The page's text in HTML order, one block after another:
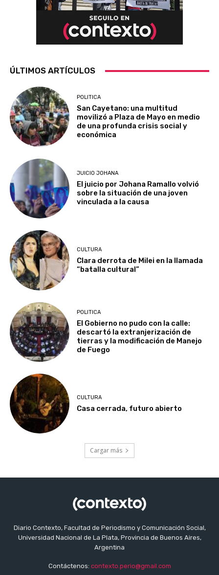
ÚLTIMOS ARTÍCULOS
POLITICA
San Cayetano: una multitud
movilizó a Plaza de Mayo en medio
de una profunda crisis social y
económica
JUICIO JOHANA
El juicio por Johana Ramallo volvió
sobre la situación de una joven
vinculada a la causa
CULTURA
Clara derrota de Milei en la llamada
“batalla cultural”
POLITICA
El Gobierno no pudo con la calle:
descartó la extranjerización de
tierras y la modificación de Manejo
de Fuego
CULTURA
Casa cerrada, futuro abierto
Cargar más
Diario Contexto, Facultad de Periodismo y Comunicación Social,
Universidad Nacional de La Plata, Provincia de Buenos Aires,
Argentina
Contáctenos: contexto.perio@gmail.com